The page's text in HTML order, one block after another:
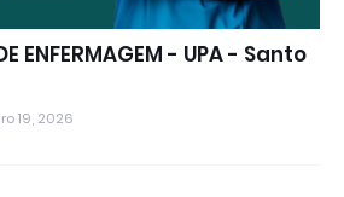
ENFERMAGEM - UPA - Santo
19, 2026